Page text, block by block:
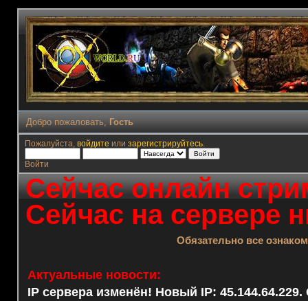
Добро пожаловать, Гость
Пожалуйста, войдите или зарегистрируйтесь.
Войти
Сейчас онлайн
Сейчас на сервере
Обязательно все
Актуальные новости:
IP сервера изменён! Новый IP: 45.144.64.229.